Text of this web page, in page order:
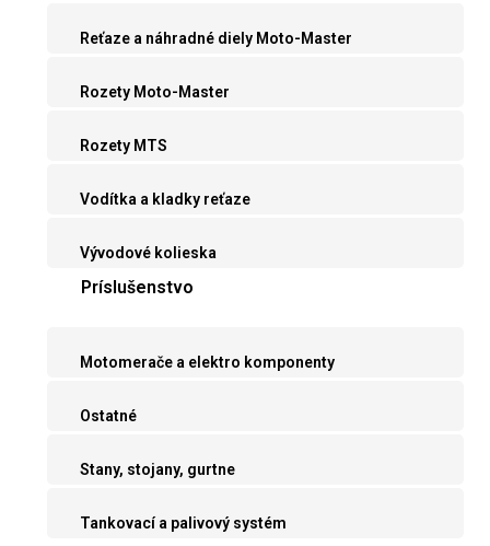
Reťaze a náhradné diely Moto-Master
Rozety Moto-Master
Rozety MTS
Vodítka a kladky reťaze
Vývodové kolieska
Príslušenstvo
Motomerače a elektro komponenty
Ostatné
Stany, stojany, gurtne
Tankovací a palivový systém